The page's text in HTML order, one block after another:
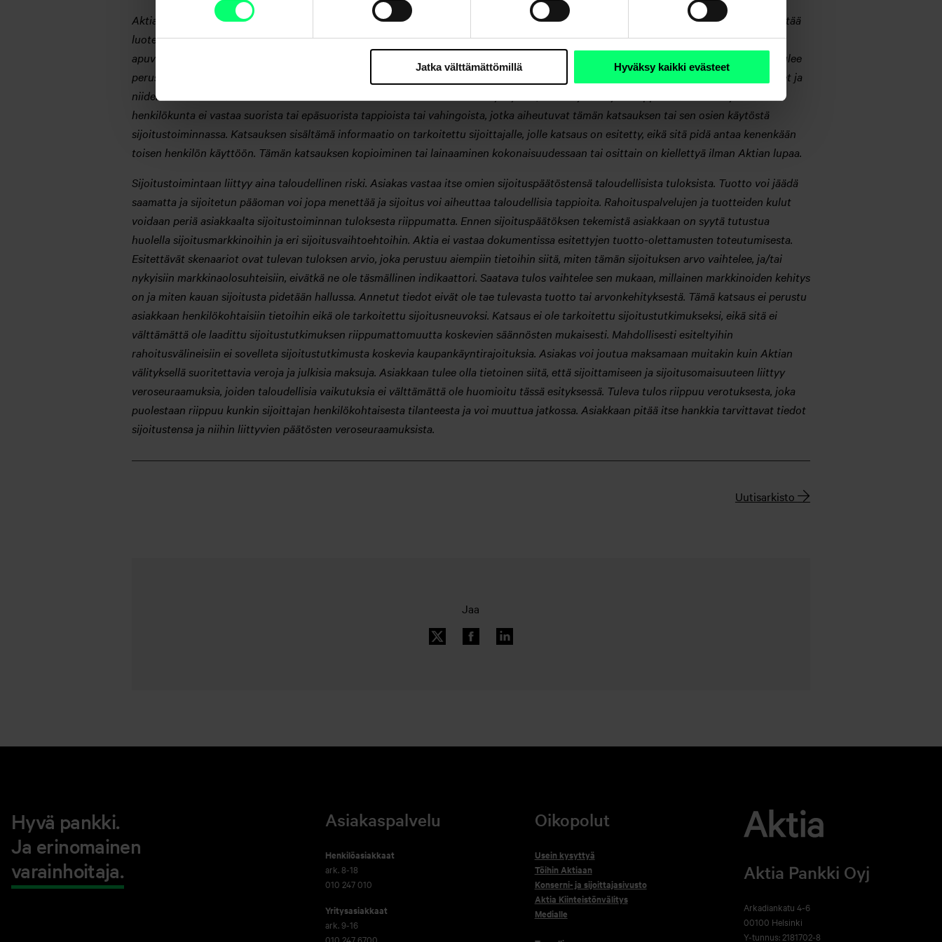
Jatka välttämättömillä Hyväksy kaikki evästeet
Aktia Pankki Oyj (”Aktia”) on tuottanut tämän katsauksen sijoittajien käyttöön. Informaatio on koottu julkisista lähteistä, joita Aktia pitää
luotettavina. Aktia ei kuitenkaan vastaa sisällön oikeellisuudesta tai täydellisyydestä. Tämä katsaus on tarkoitettu yhtenä monista
apuvälineistä avustamaan sijoittajan päätöksentekoa, mutta sijoittajan tekemä sijoituspäätös on viime kädessä hänen omansa ja sen tulee
perustua sijoittajan riittävinä pitämiin tietoihin ja tutkimuksiin. Sijoittajan tulee huomioida markkinoilla nopeasti tapahtuvat muutokset ja
niiden vaikutukset tämän katsauksen sisältöön. Aktia-konserniin kuuluvat yritykset, Aktian yhteistyökumppanit tai näiden yhtiöiden
henkilökunta ei vastaa suorista tai epäsuorista tappioista tai vahingoista, jotka aiheutuvat tämän katsauksen tai sen osien käytöstä
sijoitustoiminnassa. Katsauksen sisältämä informaatio on tarkoitettu sijoittajalle, jolle katsaus on esitetty, eikä sitä pidä antaa kenenkään
toisen henkilön käyttöön. Tämän katsauksen kopioiminen tai lainaaminen kokonaisuudessaan tai osittain on kiellettyä ilman Aktian lupaa.
Sijoitustoimintaan liittyy aina taloudellinen riski. Asiakas vastaa itse omien sijoituspäätöstensä taloudellisista tuloksista. Tuotto voi jäädä
saamatta ja sijoitetun pääoman voi jopa menettää ja sijoitus voi aiheuttaa taloudellisia tappioita. Rahoituspalvelujen ja tuotteiden kulut
voidaan periä asiakkaalta sijoitustoiminnan tuloksesta riippumatta. Ennen sijoituspäätöksen tekemistä asiakkaan on syytä tutustua
huolella sijoitusmarkkinoihin ja eri sijoitusvaihtoehtoihin. Aktia ei vastaa dokumentissa esitettyjen tuotto-olettamusten toteutumisesta.
Esitettävät skenaariot ovat tulevan tuloksen arvio, joka perustuu aiempiin tietoihin siitä, miten tämän sijoituksen arvo vaihtelee, ja/tai
nykyisiin markkinaolosuhteisiin, eivätkä ne ole täsmällinen indikaattori. Saatava tulos vaihtelee sen mukaan, millainen markkinoiden kehitys
on ja miten kauan sijoitusta pidetään hallussa. Annetut tiedot eivät ole tae tulevasta tuotto tai arvonkehityksestä. Tämä katsaus ei perustu
asiakkaan henkilökohtaisiin tietoihin eikä ole tarkoitettu sijoitusneuvoksi. Katsaus ei ole tarkoitettu sijoitustutkimukseksi, eikä sitä ei
välttämättä ole laadittu sijoitustutkimuksen riippumattomuutta koskevien säännösten mukaisesti. Mahdollisesti esiteltyihin
rahoitusvälineisiin ei sovelleta sijoitustutkimusta koskevia kaupankäyntirajoituksia. Asiakas voi joutua maksamaan muitakin kuin Aktian
välityksellä suoritettavia veroja ja julkisia maksuja. Asiakkaan tulee olla tietoinen siitä, että sijoittamiseen ja sijoitusomaisuuteen liittyy
veroseuraamuksia, joiden taloudellisia vaikutuksia ei välttämättä ole huomioitu tässä esityksessä. Tuleva tulos riippuu verotuksesta, joka
puolestaan riippuu kunkin sijoittajan henkilökohtaisesta tilanteesta ja voi muuttua jatkossa. Asiakkaan pitää itse hankkia tarvittavat tiedot
sijoitustensa ja niihin liittyvien päätösten veroseuraamuksista.
Uutisarkisto
Jaa
Hyvä pankki.
Ja erinomainen
varainhoitaja.
Asiakaspalvelu
Henkilöasiakkaat
ark. 8-18
010 247 010
Yritysasiakkaat
ark. 9-16
010 247 6700
Oikopolut
Usein kysyttyä
Töihin Aktiaan
Konserni- ja sijoittajasivusto
Aktia Kiinteistönvälitys
Medialle
Aktia Pankki Oyj
Arkadiankatu 4-6
00100 Helsinki
Y-tunnus: 2181702-8